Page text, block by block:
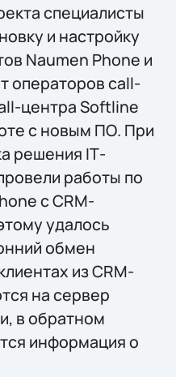
специалисты
и настройку
Naumen Phone и
операторов call-
центра Softline
с новым ПО. При
решения IТ-
работы по
с CRM-
удалось
обмен
из CRM-
на сервер
в обратном
информация о